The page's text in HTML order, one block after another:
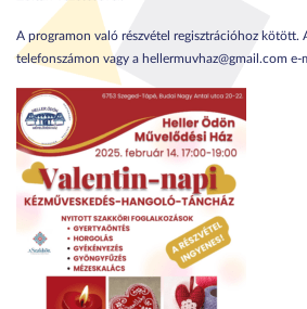
A programon való részvétel regisztrációhoz kötött.
telefonszámon vagy a hellermuvhaz@gmail.com